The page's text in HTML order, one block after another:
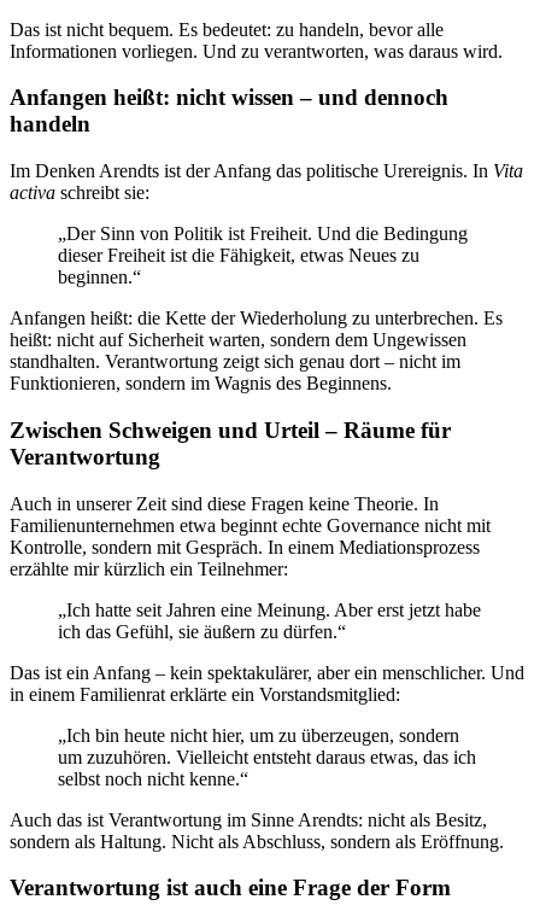
Das ist nicht bequem. Es bedeutet: zu handeln, bevor alle
Informationen vorliegen. Und zu verantworten, was daraus wird.
Anfangen heißt: nicht wissen – und dennoch
handeln
Im Denken Arendts ist der Anfang das politische Urereignis. In Vita
activa schreibt sie:
„Der Sinn von Politik ist Freiheit. Und die Bedingung
dieser Freiheit ist die Fähigkeit, etwas Neues zu
beginnen.“
Anfangen heißt: die Kette der Wiederholung zu unterbrechen. Es
heißt: nicht auf Sicherheit warten, sondern dem Ungewissen
standhalten. Verantwortung zeigt sich genau dort – nicht im
Funktionieren, sondern im Wagnis des Beginnens.
Zwischen Schweigen und Urteil – Räume für
Verantwortung
Auch in unserer Zeit sind diese Fragen keine Theorie. In
Familienunternehmen etwa beginnt echte Governance nicht mit
Kontrolle, sondern mit Gespräch. In einem Mediationsprozess
erzählte mir kürzlich ein Teilnehmer:
„Ich hatte seit Jahren eine Meinung. Aber erst jetzt habe
ich das Gefühl, sie äußern zu dürfen.“
Das ist ein Anfang – kein spektakulärer, aber ein menschlicher. Und
in einem Familienrat erklärte ein Vorstandsmitglied:
„Ich bin heute nicht hier, um zu überzeugen, sondern
um zuzuhören. Vielleicht entsteht daraus etwas, das ich
selbst noch nicht kenne.“
Auch das ist Verantwortung im Sinne Arendts: nicht als Besitz,
sondern als Haltung. Nicht als Abschluss, sondern als Eröffnung.
Verantwortung ist auch eine Frage der Form